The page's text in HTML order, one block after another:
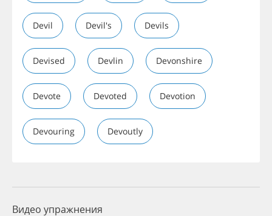
Devil Devil's Devils
Devised Devlin Devonshire
Devote Devoted Devotion
Devouring Devoutly
Видео упражнения